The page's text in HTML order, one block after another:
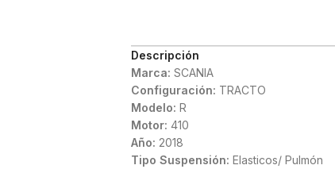
Descripción
Marca: SCANIA
Configuración: TRACTO
Modelo: R
Motor: 410
Año: 2018
Tipo Suspensión: Elasticos/ Pulmón